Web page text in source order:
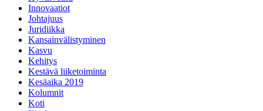
Innovaatiot
Johtajuus
Juridiikka
Kansainvälistyminen
Kasvu
Kehitys
Kestävä liiketoiminta
Kesäaika 2019
Kolumnit
Koti